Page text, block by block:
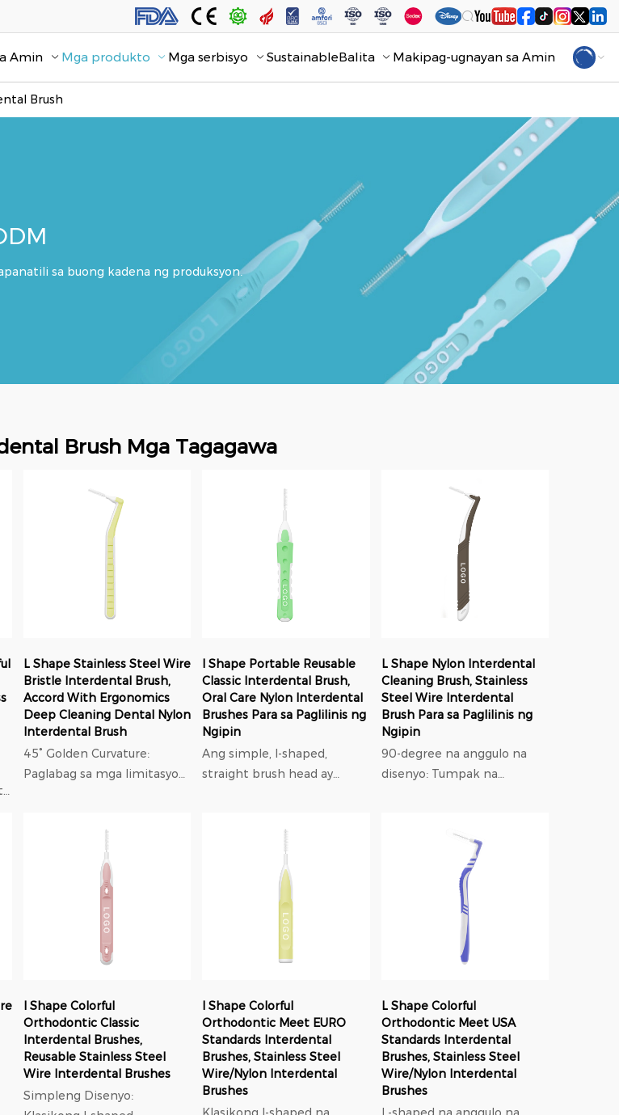
Amin Mga produkto Mga serbisyo SustainableBalita Makipag-ugnayan sa Amin
Brush
sa buong kadena ng produksyon.
Brush Mga Tagagawa
L Shape Stainless Steel Wire
Bristle Interdental Brush,
Accord With Ergonomics
Deep Cleaning Dental Nylon
Interdental Brush
45° Golden Curvature:
Paglabag sa mga limitasyon
brush ay natural na umaayon
sa mga contour ng mga n...
I Shape Portable Reusable
Classic Interdental Brush,
Oral Care Nylon Interdental
Brushes Para sa Paglilinis ng
Ngipin
Ang simple, I-shaped,
straight brush head ay
proteksiyon na takip upang
panatilihing malinis at
malinis ang u...
L Shape Nylon Interdental
Cleaning Brush, Stainless
Steel Wire Interdental
Brush Para sa Paglilinis ng
Ngipin
90-degree na anggulo na
disenyo: Tumpak na
maabot ang mga lugar na
mahirap abutin gamit ang
mga tradisyona...
I Shape Colorful
Orthodontic Classic
Interdental Brushes,
Reusable Stainless Steel
Wire Interdental Brushes
Simpleng Disenyo:
I Shape Colorful
Orthodontic Meet EURO
Standards Interdental
Brushes, Stainless Steel
Wire/Nylon Interdental
Brushes
L Shape Colorful
Orthodontic Meet USA
Standards Interdental
Brushes, Stainless Steel
Wire/Nylon Interdental
Brushes